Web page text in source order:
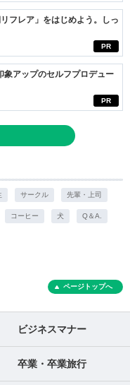
PR
フレア」をはじめよう。しっ
PR
アップのセルフプロデュー
サークル 先輩・上司
コーヒー 犬 Q＆A.
ページトップへ
ビジネスマナー
卒業・卒業旅行